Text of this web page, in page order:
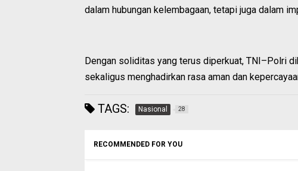
dalam hubungan kelembagaan, tetapi juga dalam
Dengan soliditas yang terus diperkuat, TNI–Polri
sekaligus menghadirkan rasa aman dan
TAGS: Nasional 28
RECOMMENDED FOR YOU